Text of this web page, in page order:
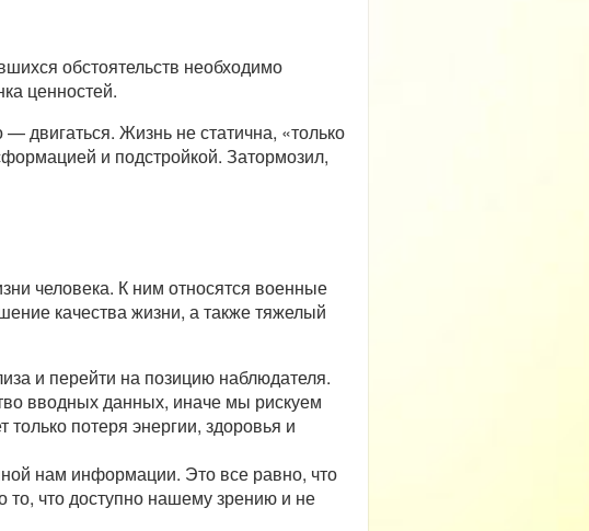
обстоятельств необходимо
ценностей.
двигаться. Жизнь не статична, «только
и подстройкой. Затормозил,
человека. К ним относятся военные
качества жизни, а также тяжелый
и перейти на позицию наблюдателя.
вводных данных, иначе мы рискуем
потеря энергии, здоровья и
нам информации. Это все равно, что
то, что доступно нашему зрению и не